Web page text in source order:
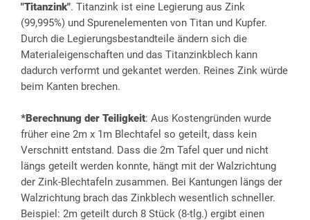
"Titanzink". Titanzink ist eine Legierung aus Zink
(99,995%) und Spurenelementen von Titan und Kupfer.
Durch die Legierungsbestandteile ändern sich die
Materialeigenschaften und das Titanzinkblech kann
dadurch verformt und gekantet werden. Reines Zink würde
beim Kanten brechen.
*Berechnung der Teiligkeit: Aus Kostengründen wurde
früher eine 2m x 1m Blechtafel so geteilt, dass kein
Verschnitt entstand. Dass die 2m Tafel quer und nicht
längs geteilt werden konnte, hängt mit der Walzrichtung
der Zink-Blechtafeln zusammen. Bei Kantungen längs der
Walzrichtung brach das Zinkblech wesentlich schneller.
Beispiel: 2m geteilt durch 8 Stück (8-tlg.) ergibt einen